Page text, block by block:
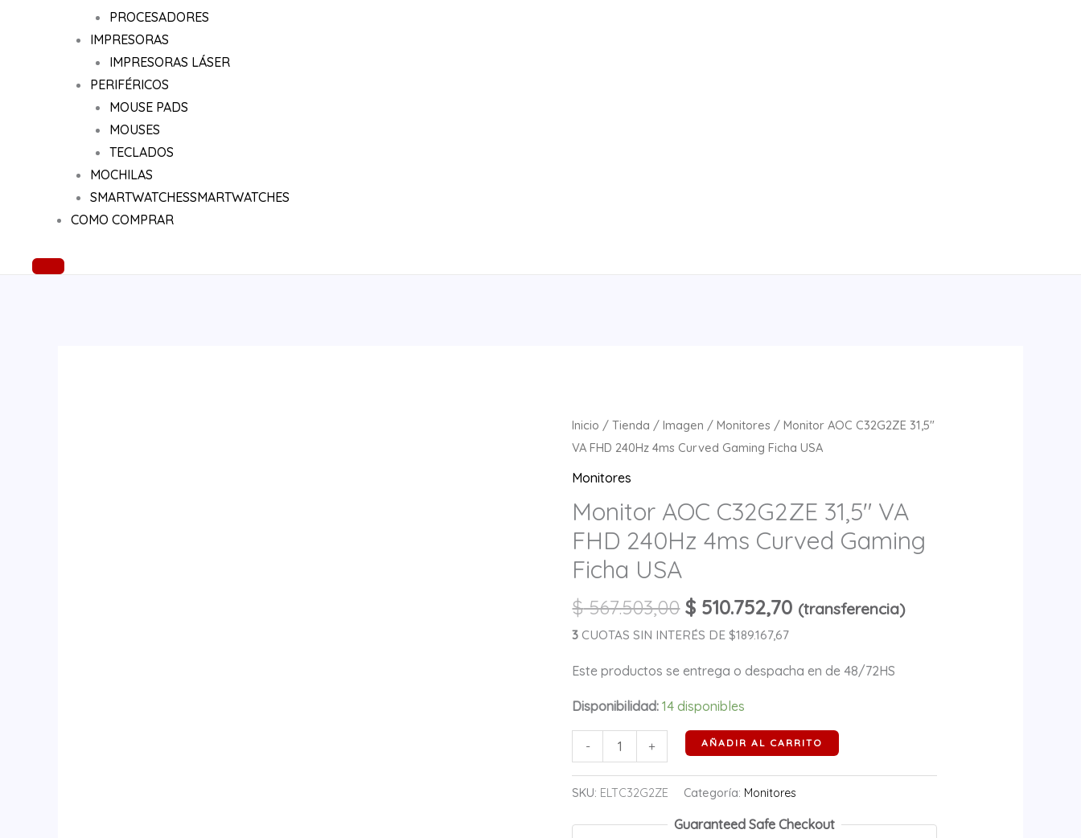
PROCESADORES
IMPRESORAS
IMPRESORAS LÁSER
PERIFÉRICOS
MOUSE PADS
MOUSES
TECLADOS
MOCHILAS
SMARTWATCHESSMARTWATCHES
COMO COMPRAR
Inicio /Tienda /Imagen /Monitores / Monitor AOC C32G2ZE 31,5″
VA FHD 240Hz 4ms Curved Gaming Ficha USA
Monitores
Monitor AOC C32G2ZE 31,5″ VA
FHD 240Hz 4ms Curved Gaming
Ficha USA
$567.503,00 $ 510.752,70 (transferencia)
3 CUOTAS SIN INTERÉS DE $189.167,67
Este productos se entrega o despacha en de 48/72HS
Disponibilidad: 14 disponibles
-
Monitor
AOC
C32G2ZE
VA
FHD
240Hz
4ms
Curved
Gaming
USA
+ AÑADIR AL CARRITO
SKU: ELTC32G2ZE Categoría: Monitores
Guaranteed Safe Checkout